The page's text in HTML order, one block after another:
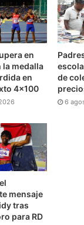
en
la medalla
en
4×100
de
6
mensaje
tras
para RD